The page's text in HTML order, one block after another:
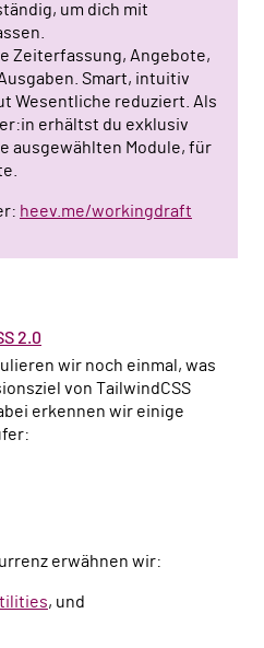
um dich mit
Zeiterfassung, Angebote,
Smart, intuitiv
Wesentliche reduziert. Als
erhältst du exklusiv
ausgewählten Module, für
heev.me/workingdraft
2.0
wir noch einmal, was
von TailwindCSS
erkennen wir einige
erwähnen wir:
, und